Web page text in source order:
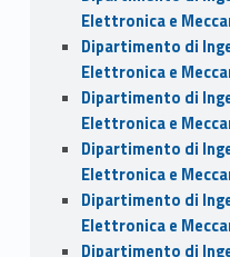
Elettronica e
Dipartimento di
Elettronica e
Dipartimento di
Elettronica e
Dipartimento di
Elettronica e
Dipartimento di
Elettronica e
Dipartimento di